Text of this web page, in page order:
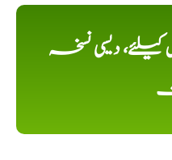
دیسی نسخہ